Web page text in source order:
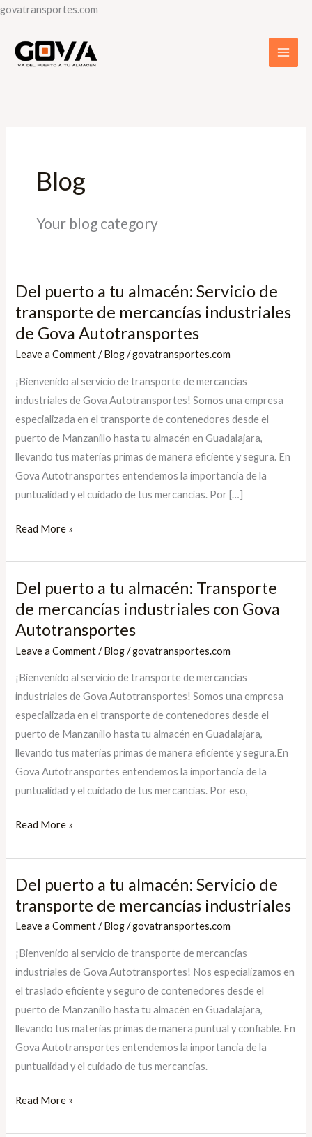
govatransportes.com
Blog
Your blog category
Del puerto a tu almacén: Servicio de
transporte de mercancías industriales
de Gova Autotransportes
Leave a Comment /Blog/govatransportes.com
¡Bienvenido al servicio de transporte de mercancías
industriales de Gova Autotransportes! Somos una empresa
especializada en el transporte de contenedores desde el
puerto de Manzanillo hasta tu almacén en Guadalajara,
llevando tus materias primas de manera eficiente y segura. En
Gova Autotransportes entendemos la importancia de la
puntualidad y el cuidado de tus mercancías. Por […]
Del
puerto
Servicio
de
transporte
de
mercancías
industriales
de
Autotransportes
Read More »
Del puerto a tu almacén: Transporte
de mercancías industriales con Gova
Autotransportes
Leave a Comment /Blog/govatransportes.com
¡Bienvenido al servicio de transporte de mercancías
industriales de Gova Autotransportes! Somos una empresa
especializada en el transporte de contenedores desde el
puerto de Manzanillo hasta tu almacén en Guadalajara,
llevando tus materias primas de manera eficiente y segura.En
Gova Autotransportes entendemos la importancia de la
puntualidad y el cuidado de tus mercancías. Por eso,
Del
puerto
a
Transporte
de
mercancías
industriales
con
Gova
Autotransportes
Read More »
Del puerto a tu almacén: Servicio de
transporte de mercancías industriales
Leave a Comment /Blog/govatransportes.com
¡Bienvenido al servicio de transporte de mercancías
industriales de Gova Autotransportes! Nos especializamos en
el traslado eficiente y seguro de contenedores desde el
puerto de Manzanillo hasta tu almacén en Guadalajara,
llevando tus materias primas de manera puntual y confiable. En
Gova Autotransportes entendemos la importancia de la
puntualidad y el cuidado de tus mercancías.
Del
puerto
a
almacén:
Servicio
de
transporte
de
mercancías
industriales
Read More »